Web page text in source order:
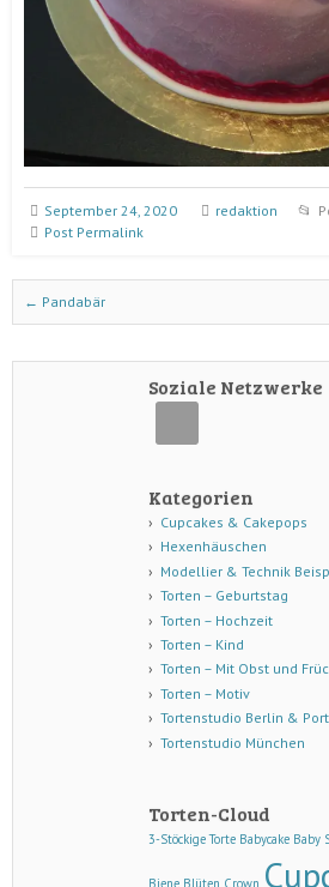
September 24, 2020 redaktion
Post Permalink
Post navigation
← Pandabär
Soziale Netzwerke
Kategorien
Cupcakes & Cakepops
Hexenhäuschen
Modellier & Technik
Torten – Geburtstag
Torten – Hochzeit
Torten – Kind
Torten – Mit Obst und
Torten – Motiv
Tortenstudio Berlin &
Tortenstudio München
Torten-Cloud
3-Stöckige Torte Babycake Baby
Biene Blüten Crown